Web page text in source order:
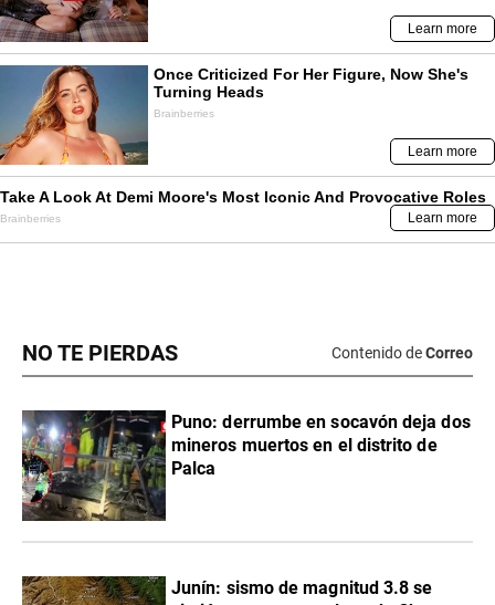
NO TE PIERDAS Contenido deCorreo
Puno: derrumbe en socavón deja dos
mineros muertos en el distrito de
Palca
Junín: sismo de magnitud 3.8 se